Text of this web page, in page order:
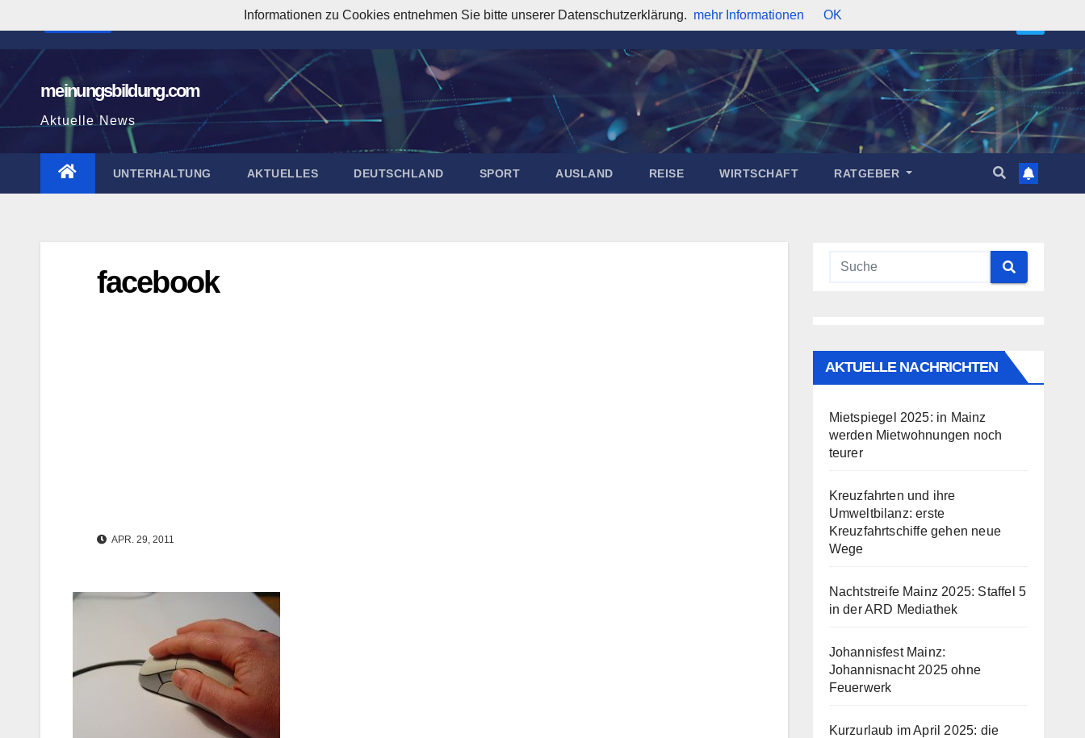
Inhalt
springen
meinungsbildung.com
Aktuelle News
UNTERHALTUNG AKTUELLES DEUTSCHLAND SPORT AUSLAND REISE WIRTSCHAFT RATGEBER
facebook
APR. 29, 2011
AKTUELLE NACHRICHTEN
Mietspiegel 2025: in Mainz
werden Mietwohnungen noch
teurer
Kreuzfahrten und ihre
Umweltbilanz: erste
Kreuzfahrtschiffe gehen neue
Wege
Nachtstreife Mainz 2025: Staffel 5
in der ARD Mediathek
Johannisfest Mainz:
Johannisnacht 2025 ohne
Feuerwerk
Kurzurlaub im April 2025: die
Informationen zu Cookies entnehmen Sie bitte unserer Datenschutzerklärung. mehr Informationen OK